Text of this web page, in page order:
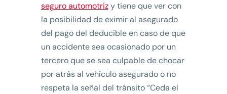
seguro automotrizy tiene que ver con
la posibilidad de eximir al asegurado
del pago del deducible en caso de que
un accidente sea ocasionado por un
tercero que se sea culpable de chocar
por atrás al vehículo asegurado o no
respeta la señal del tránsito “Ceda el